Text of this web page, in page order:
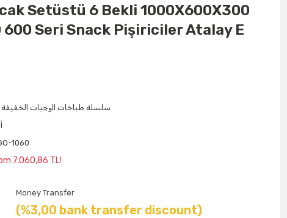
Setüstü 6 Bekli 1000X600X300
600 Seri Snack Pişiriciler Atalay E
600 سلسلة طباخات الوجبات الخفيفة
1060
7.060,86 TL!
Money Transfer
(%3,00 bank transfer discount)